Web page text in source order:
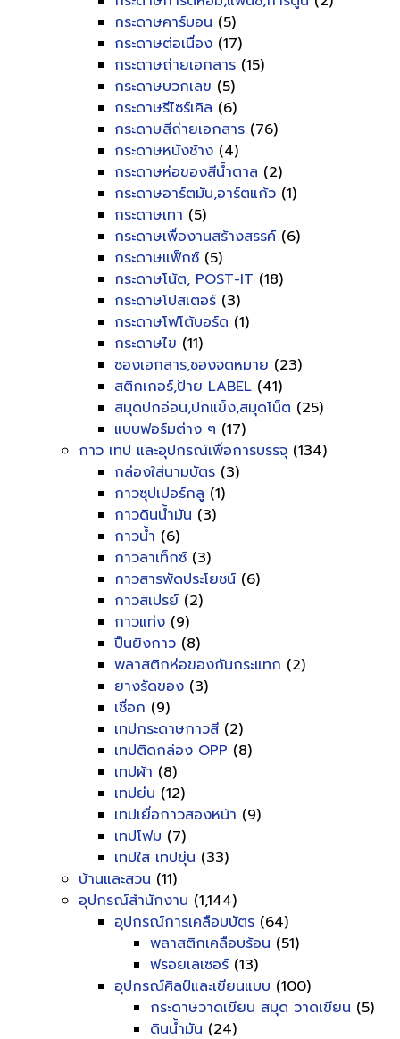
กระดาษคาร์บอน (5)
กระดาษต่อเนื่อง (17)
กระดาษถ่ายเอกสาร (15)
กระดาษบวกเลข (5)
กระดาษรีไซร์เคิล (6)
กระดาษสีถ่ายเอกสาร (76)
กระดาษหนังช้าง (4)
กระดาษห่อของสีน้ำตาล (2)
กระดาษอาร์ตมัน,อาร์ตแก้ว (1)
กระดาษเทา (5)
กระดาษเพื่องานสร้างสรรค์ (6)
กระดาษแฟ็กซ์ (5)
กระดาษโน้ต, POST-IT (18)
กระดาษโปสเตอร์ (3)
กระดาษโฟโต้บอร์ด (1)
กระดาษไข (11)
ซองเอกสาร,ซองจดหมาย (23)
สติกเกอร์,ป้าย LABEL (41)
สมุดปกอ่อน,ปกแข็ง,สมุดโน็ต (25)
แบบฟอร์มต่าง ๆ (17)
กาว เทป และอุปกรณ์เพื่อการบรรจุ (134)
กล่องใส่นามบัตร (3)
กาวซุปเปอร์กลู (1)
กาวดินน้ำมัน (3)
กาวน้ำ (6)
กาวลาเท็กซ์ (3)
กาวสารพัดประโยชน์ (6)
กาวสเปรย์ (2)
กาวแท่ง (9)
ปืนยิงกาว (8)
พลาสติกห่อของกันกระแทก (2)
ยางรัดของ (3)
เชื่อก (9)
เทปกระดาษกาวสี (2)
เทปติดกล่อง OPP (8)
เทปผ้า (8)
เทปย่น (12)
เทปเยื่อกาวสองหน้า (9)
เทปโฟม (7)
เทปใส เทปขุ่น (33)
บ้านและสวน (11)
อุปกรณ์สำนักงาน (1,144)
อุปกรณ์การเคลือบบัตร (64)
พลาสติกเคลือบร้อน (51)
ฟรอยเลเซอร์ (13)
อุปกรณ์ศิลป์และเขียนแบบ (100)
กระดาษวาดเขียน สมุด วาดเขียน (5)
ดินน้ำมัน (24)